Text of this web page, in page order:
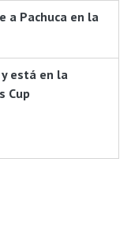
a Pachuca en la
está en la
Cup